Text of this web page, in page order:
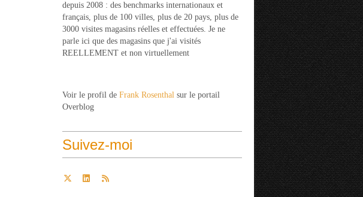
depuis 2008 : des benchmarks internationaux et
français, plus de 100 villes, plus de 20 pays, plus de
3000 visites magasins réelles et effectuées. Je ne
parle ici que des magasins que j'ai visités
REELLEMENT et non virtuellement
Voir le profil de Frank Rosenthal sur le portail
Overblog
Suivez-moi